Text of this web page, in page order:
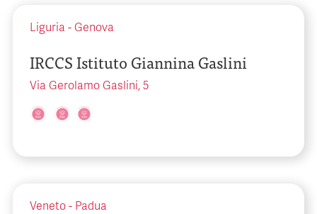
Liguria - Genova
IRCCS Istituto Giannina Gaslini
Via Gerolamo Gaslini, 5
Veneto - Padua